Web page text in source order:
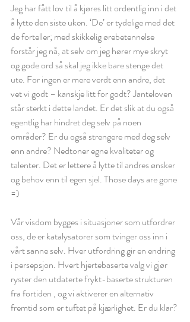
Jeg har fått lov til å kjøres litt ordentlig inn i det
å lytte den siste uken. ‘De’ er tydelige med det
de forteller; med skikkelig ørebetennelse
forstår jeg nå, at selv om jeg hører mye skryt
og gode ord så skal jeg ikke bare stenge det
ute. For ingen er mere verdt enn andre, det
vet vi godt – kanskje litt for godt? Janteloven
står sterkt i dette landet. Er det slik at du også
egentlig har hindret deg selv på noen
områder? Er du også strengere med deg selv
enn andre? Nedtoner egne kvaliteter og
talenter. Det er lettere å lytte til andres ønsker
og behov enn til egen sjel. Those days are gone
=)
Vår visdom bygges i situasjoner som utfordrer
oss, de er katalysatorer som tvinger oss inn i
vårt sanne selv. Hver utfordring gir en endring
i persepsjon. Hvert hjertebaserte valg vi gjør
ryster den utdaterte frykt-baserte strukturen
fra fortiden , og vi aktiverer en alternativ
fremtid som er tuftet på kjærlighet. Er du klar?